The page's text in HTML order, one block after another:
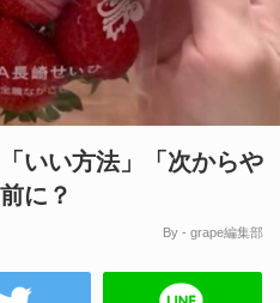
いい方法」「次からや
に？
By - grape編集部